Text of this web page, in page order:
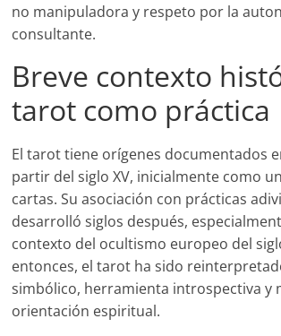
no manipuladora y respeto por la
consultante.
Breve contexto
tarot como práctica
El tarot tiene orígenes documentados
partir del siglo XV, inicialmente como
cartas. Su asociación con prácticas
desarrolló siglos después,
contexto del ocultismo europeo del
entonces, el tarot ha sido
simbólico, herramienta introspectiva y
orientación espiritual.